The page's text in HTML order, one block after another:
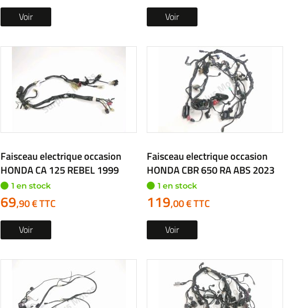
Voir Voir
Faisceau electrique occasion
HONDA CA 125 REBEL 1999
1 en stock
69,90 € TTC
Voir
Faisceau electrique occasion
HONDA CBR 650 RA ABS 2023
1 en stock
119,00 € TTC
Voir